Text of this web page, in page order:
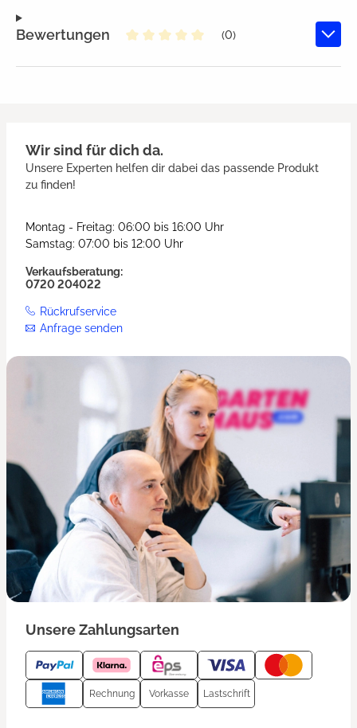
Bewertungen
(0)
Wir sind für dich da.
Unsere Experten helfen dir dabei das passende Produkt
zu finden!
Montag - Freitag: 06:00 bis 16:00 Uhr
Samstag: 07:00 bis 12:00 Uhr
Verkaufsberatung:
0720 204022
Rückrufservice
Anfrage senden
Unsere Zahlungsarten
Rechnung Vorkasse Lastschrift